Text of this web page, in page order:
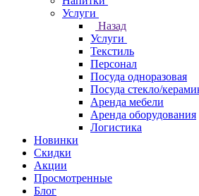
Услуги
Назад
Услуги
Текстиль
Персонал
Посуда одноразовая
Посуда стекло/
Аренда мебели
Аренда оборудования
Логистика
Новинки
Скидки
Акции
Просмотренные
Блог